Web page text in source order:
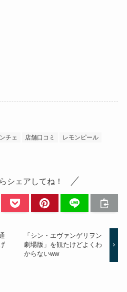
チェ 店舗口コミ
レモンピール
シェアしてね！
「シン・エヴァンゲリヲン
劇場版」を観たけどよくわ
からないww